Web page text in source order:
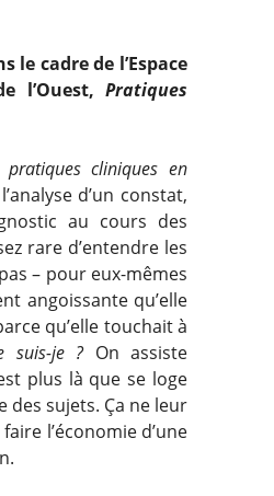
le cadre de l’Espace
l’Ouest, Pratiques
pratiques cliniques en
d’un constat,
au cours des
rare d’entendre les
– pour eux-mêmes
angoissante qu’elle
qu’elle touchait à
suis-je ?On assiste
plus là que se loge
des sujets. Ça ne leur
l’économie d’une